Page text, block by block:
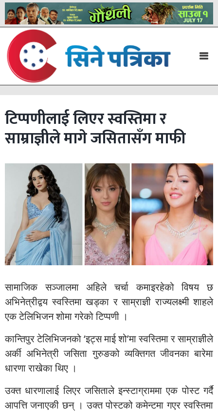
टिप्पणीलाई लिएर स्वस्तिमा र
साम्राज्ञीले मागे जसितासँग माफी
सामाजिक सञ्जालमा अहिले चर्चा कमाइरहेको विषय छ
अभिनेत्रीद्वय स्वस्तिमा खड्का र साम्राज्ञी राज्यलक्ष्मी शाहले
एक टेलिभिजन शोमा गरेको टिप्पणी ।
कान्तिपुर टेलिभिजनको ‘इट्स माई शो’मा स्वस्तिमा र साम्राज्ञीले
अर्की अभिनेत्री जसिता गुरुङको व्यक्तिगत जीवनका बारेमा
धारणा राखेका थिए ।
उक्त धारणालाई लिएर जसिताले इन्स्टाग्राममा एक पोस्ट गर्दै
आपत्ति जनाएकी छन् । उक्त पोस्टको कमेन्टमा गएर स्वस्तिमा